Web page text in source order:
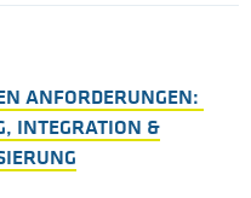
ANFORDERUNGEN:
INTEGRATION &